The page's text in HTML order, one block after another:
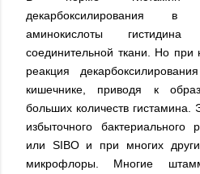
декарбоксилирования в
аминокислоты
соединительной ткани. Но
реакция
кишечнике, приводя к
больших количеств
избыточного бактериального
или SIBO и при многих
микрофлоры. Многие